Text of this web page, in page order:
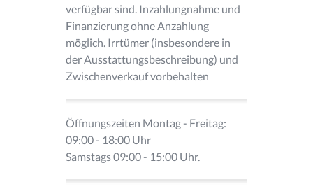
verfügbar sind. Inzahlungnahme und
Finanzierung ohne Anzahlung
möglich. Irrtümer (insbesondere in
der Ausstattungsbeschreibung) und
Zwischenverkauf vorbehalten
Öffnungszeiten Montag - Freitag:
09:00 - 18:00 Uhr
Samstags 09:00 - 15:00 Uhr.